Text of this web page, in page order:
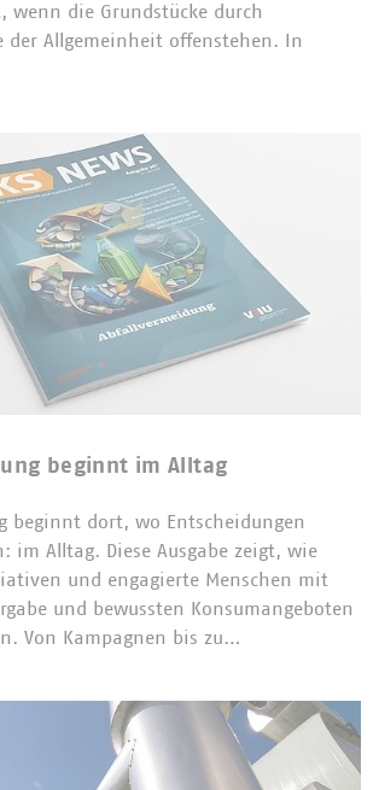
wenn die Grundstücke durch
der Allgemeinheit offenstehen. In
beginnt im Alltag
beginnt dort, wo Entscheidungen
im Alltag. Diese Ausgabe zeigt, wie
und engagierte Menschen mit
und bewussten Konsumangeboten
Von Kampagnen bis zu…